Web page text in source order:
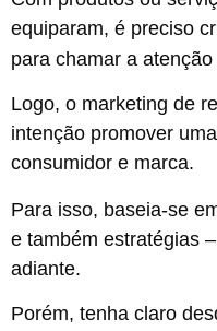
equiparam, é preciso
para chamar a atenção
Logo, o marketing de
intenção promover
consumidor e marca.
Para isso, baseia-se
e também estratégias
adiante.
Porém, tenha claro